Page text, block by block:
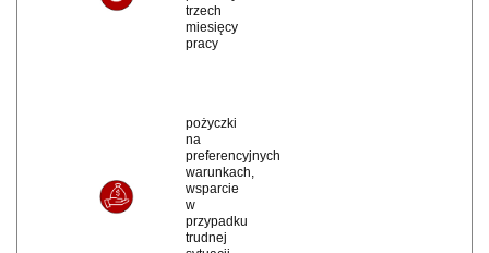
trzech
miesięcy
pracy
pożyczki
na
preferencyjnych
warunkach,
wsparcie
w
przypadku
trudnej